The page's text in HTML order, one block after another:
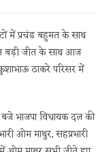
में प्रचंड बहुमत के साथ
बड़ी जीत के साथ आज
ठाकरे परिसर में
भाजपा विधायक दल की
ओम माथुर, सहप्रभारी